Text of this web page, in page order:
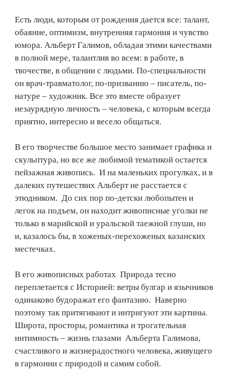
Есть люди, которым от рождения дается все: талант,
обаяние, оптимизм, внутренняя гармония и чувство
юмора. Альберт Галимов, обладая этими качествами
в полной мере, талантлив во всем: в работе, в
твочестве, в общении с людьми. По-специальности
он врач-травматолог, по-призванию – писатель, по-
натуре – художник. Все это вместе образует
незаурядную личность – человека, с которым всегда
приятно, интересно и весело общаться.
В его творчестве большое место занимает графика и
скульптура, но все же любимой тематикой остается
пейзажная живопись. И на маленьких прогулках, и в
далеких путешествих Альберт не расстается с
этюдником. До сих пор по-детски любопытен и
легок на подъем, он находит живописные уголки не
только в марийской и уральской таежной глуши, но
и, казалось бы, в хоженых-перехоженых казанских
местечках.
В его живописных работах Природа тесно
переплетается с Историей: ветры булгар и язычников
одинаково будоражат его фантазию. Наверно
поэтому так притягивают и интригуют эти картины.
Широта, просторы, романтика и трогательная
интимность – жизнь глазами Альберта Галимова,
счастливого и жизнерадостного человека, живущего
в гармонии с природой и самим собой.